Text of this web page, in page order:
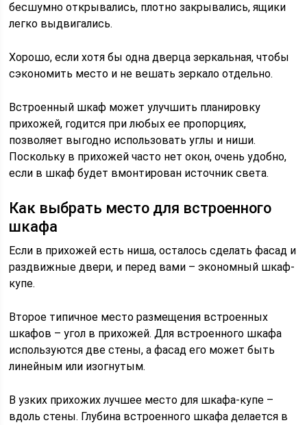
бесшумно открывались, плотно закрывались, ящики
легко выдвигались.
Хорошо, если хотя бы одна дверца зеркальная, чтобы
сэкономить место и не вешать зеркало отдельно.
Встроенный шкаф может улучшить планировку
прихожей, годится при любых ее пропорциях,
позволяет выгодно использовать углы и ниши.
Поскольку в прихожей часто нет окон, очень удобно,
если в шкаф будет вмонтирован источник света.
Как выбрать место для встроенного
шкафа
Если в прихожей есть ниша, осталось сделать фасад и
раздвижные двери, и перед вами – экономный шкаф-
купе.
Второе типичное место размещения встроенных
шкафов – угол в прихожей. Для встроенного шкафа
используются две стены, а фасад его может быть
линейным или изогнутым.
В узких прихожих лучшее место для шкафа-купе –
вдоль стены. Глубина встроенного шкафа делается в